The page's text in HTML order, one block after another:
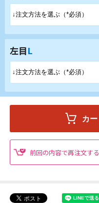
左目L
前回の内容で再注文する